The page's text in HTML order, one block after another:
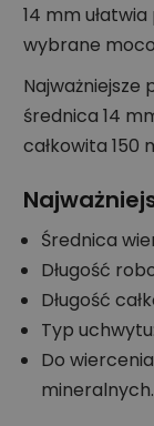
14 mm
wybrane
średnica 14
całkowita 150
Średnica
Długość
Długość
Typ uchwytu:
Do
mineralnych.